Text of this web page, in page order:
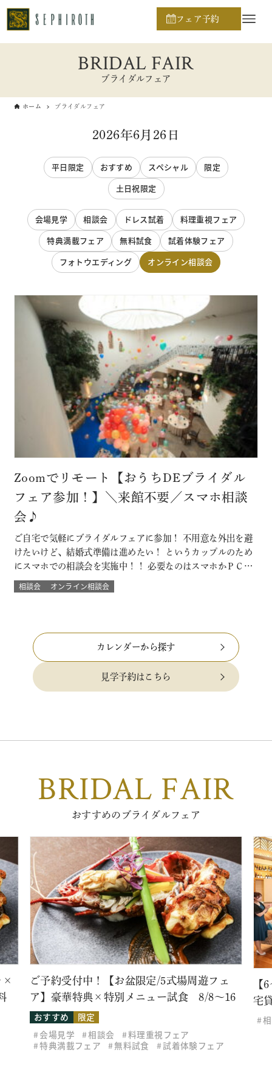
フェア予約
BRIDAL FAIR
ブライダルフェア
ホーム ブライダルフェア
2026年6月26日
平日限定 おすすめ スペシャル
限定
土日祝限定
会場見学 相談会 ドレス試着
料理重視フェア
特典満載フェア
無料試食
試着体験フェア
フォトウエディング
オンライン相談会
Zoomでリモート【おうちDEブライダル
フェア参加！】＼来館不要／スマホ相談
会♪
ご自宅で気軽にブライダルフェアに参加！ 不用意な外出を避
けたいけど、結婚式準備は進めたい！ というカップルのため
にスマホでの相談会を実施中！！ 必要なのはスマホかＰＣ
で！来館不要のため県外にお住まいのカップルにもおすす
め！ 結婚式場に来館したときのような臨場感とウェディング
相談会 オンライン相談会
カレンダーから探す
見学予約はこちら
BRIDAL FAIR
おすすめのブライダルフェア
×
ご予約受付中！【お盆限定/5式場周遊フェ
ア】豪華特典×特別メニュー試食 8/8～16
おすすめ
限定
会場見学
相談会
料理重視フェア
特典満載フェア
無料試食 試着体験フェア
【
宅